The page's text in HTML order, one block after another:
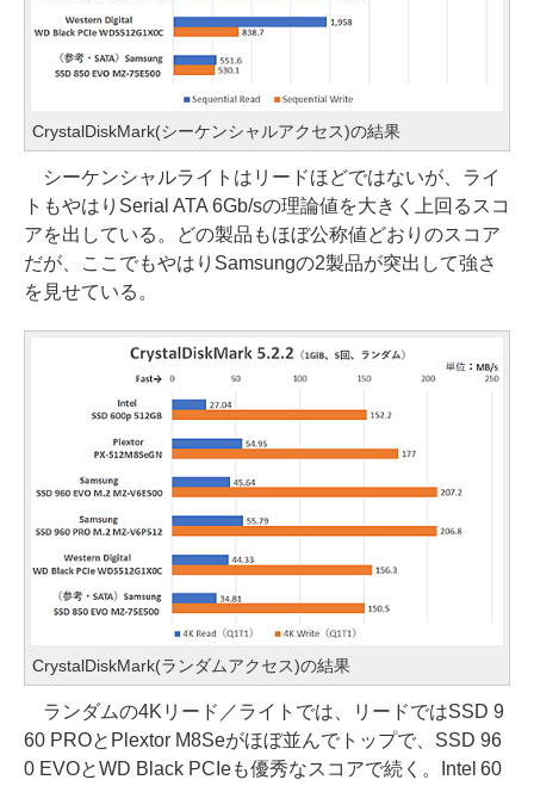
CrystalDiskMark(シーケンシャルアクセス)の結果
シーケンシャルライトはリードほどではないが、ライ
トもやはりSerial ATA 6Gb/sの理論値を大きく上回るスコ
アを出している。どの製品もほぼ公称値どおりのスコア
だが、ここでもやはりSamsungの2製品が突出して強さ
を見せている。
CrystalDiskMark(ランダムアクセス)の結果
ランダムの4Kリード／ライトでは、リードではSSD 9
60 PROとPlextor M8Seがほぼ並んでトップで、SSD 96
0 EVOとWD Black PCIeも優秀なスコアで続く。Intel 60